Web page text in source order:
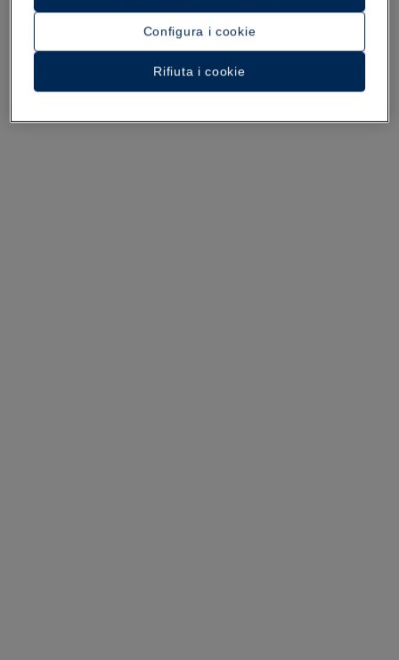
Configura i cookie
Rifiuta i cookie